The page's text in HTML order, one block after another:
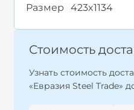
Размер
423x1134
Стоимость
Узнать стоимость
«Евразия Steel Trade»